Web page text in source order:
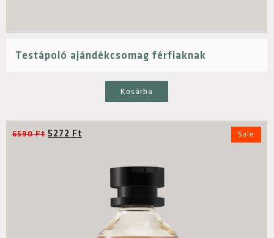
Testápoló ajándékcsomag férfiaknak
Kosárba
Sale
6590Ft 5272 Ft